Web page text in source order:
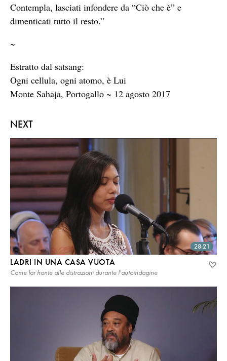
NEXT
28:21
LADRI IN UNA CASA VUOTA
Come far fronte alle distrazioni durante l'autoindagine
Contempla, lasciati infondere da “Ciò che è” e
dimenticati tutto il resto.”
~
Estratto dal satsang:
Ogni cellula, ogni atomo, è Lui
Monte Sahaja, Portogallo ~ 12 agosto 2017